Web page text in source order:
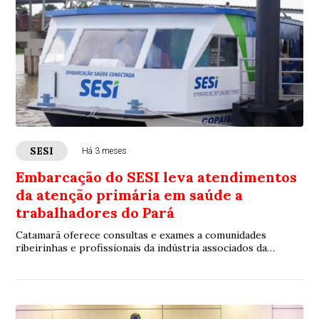
SESI Há 3 meses
Embarcação do SESI leva atendimentos
da atenção primária em saúde a
trabalhadores do Pará
Catamarã oferece consultas e exames a comunidades
ribeirinhas e profissionais da indústria associados da